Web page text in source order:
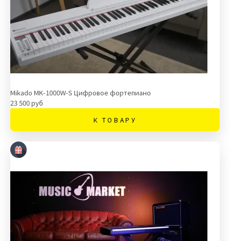
Mikado MK-1000W-S Цифровое фортепиано
23 500 руб
К ТОВАРУ